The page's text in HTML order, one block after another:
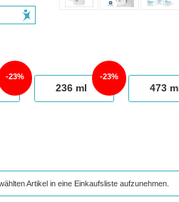
23%
236ml
23%
473ml
Artikel in eine Einkaufsliste aufzunehmen.